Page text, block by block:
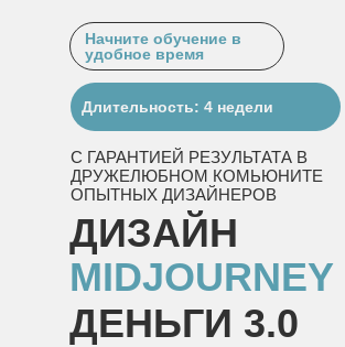
ДИЗАЙН
MIDJOURNEY
ДЕНЬГИ 3.0
Начните обучение в
удобное время
С ГАРАНТИЕЙ РЕЗУЛЬТАТА В
ДРУЖЕЛЮБНОМ КОМЬЮНИТЕ
ОПЫТНЫХ ДИЗАЙНЕРОВ
Длительность: 4 недели